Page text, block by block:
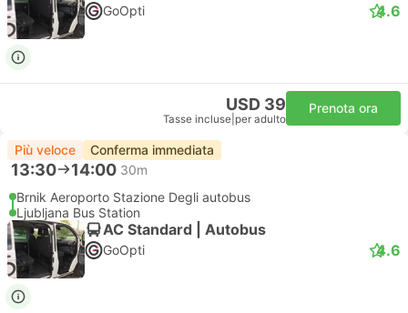
GoOpti 4.6
USD 39
Tasse incluse per adulto
Prenota ora
Più veloce Conferma immediata
13:30 14:00 30m
Brnik Aeroporto Stazione Degli autobus
Ljubljana Bus Station
AC Standard | Autobus
GoOpti 4.6